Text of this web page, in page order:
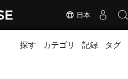
日本
探す カテゴリ 記録 タグ